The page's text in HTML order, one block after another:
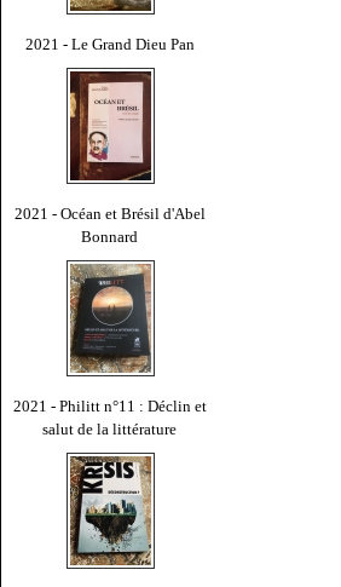
2021 - Le Grand Dieu Pan
2021 - Océan et Brésil d'Abel
Bonnard
2021 - Philitt n°11 : Déclin et
salut de la littérature